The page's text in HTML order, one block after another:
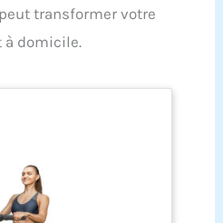
transformer votre
à domicile.